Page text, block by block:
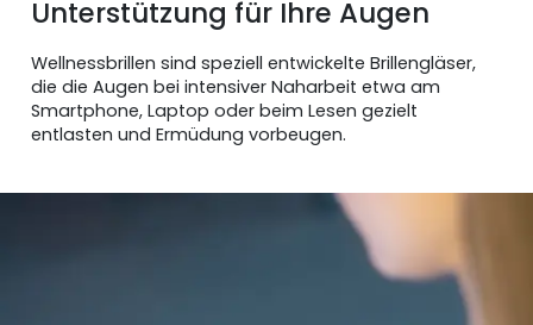
Unterstützung für Ihre Augen
Wellnessbrillen sind speziell entwickelte Brillengläser,
die die Augen bei intensiver Naharbeit etwa am
Smartphone, Laptop oder beim Lesen gezielt
entlasten und Ermüdung vorbeugen.